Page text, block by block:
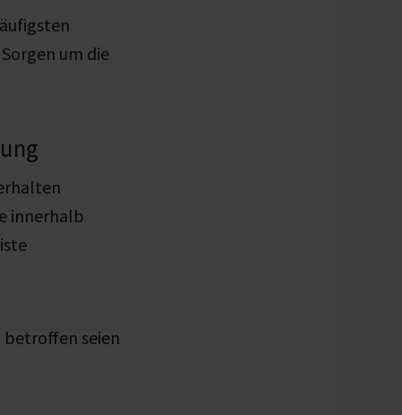
um die
innerhalb
betroffen seien